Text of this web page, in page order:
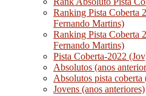
Ranking Pista Coberta
Fernando Martins)
Ranking Pista Coberta
Fernando Martins)
Pista Coberta-2022
Absolutos (anos
Absolutos pista coberta
Jovens (anos anteriores)